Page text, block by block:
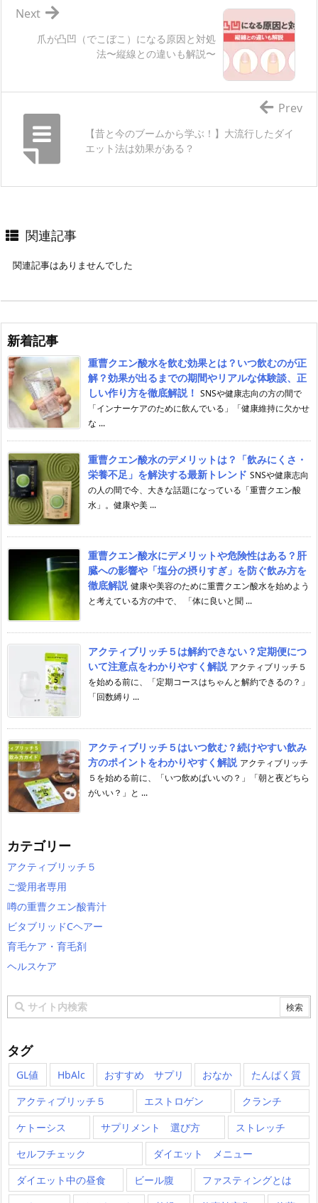
爪が凸凹（でこぼこ）になる原因と対処
法〜縦線との違いも解説〜
Next
【昔と今のブームから学ぶ！】大流行したダイ
エット法は効果がある？
Prev
関連記事
関連記事はありませんでした
新着記事
重曹クエン酸水を飲む効果とは？いつ飲むのが正
解？効果が出るまでの期間やリアルな体験談、正
しい作り方を徹底解説！ SNSや健康志向の方の間で
「インナーケアのために飲んでいる」「健康維持に欠かせ
な ...
重曹クエン酸水のデメリットは？「飲みにくさ・
栄養不足」を解決する最新トレンド SNSや健康志向
の人の間で今、大きな話題になっている「重曹クエン酸
水」。健康や美 ...
重曹クエン酸水にデメリットや危険性はある？肝
臓への影響や「塩分の摂りすぎ」を防ぐ飲み方を
徹底解説 健康や美容のために重曹クエン酸水を始めよう
と考えている方の中で、 「体に良いと聞 ...
アクティブリッチ５は解約できない？定期便につ
いて注意点をわかりやすく解説 アクティブリッチ５
を始める前に、「定期コースはちゃんと解約できるの？」
「回数縛り ...
アクティブリッチ５はいつ飲む？続けやすい飲み
方のポイントをわかりやすく解説 アクティブリッチ
５を始める前に、「いつ飲めばいいの？」「朝と夜どちら
がいい？」と ...
カテゴリー
アクティブリッチ５
ご愛用者専用
噂の重曹クエン酸青汁
ビタブリッドCヘアー
育毛ケア・育毛剤
ヘルスケア
タグ
GL値 HbAlc おすすめ サプリ おなか
たんぱく質
アクティブリッチ５
エストロゲン
クランチ
ケトーシス
サプリメント 選び方
ストレッチ
セルフチェック
ダイエット メニュー
ダイエット中の昼食
ビール腹
ファスティングとは